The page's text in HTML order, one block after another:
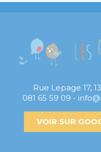
Rue Lepage 17,
081 65 59 09 -
VOIR SUR